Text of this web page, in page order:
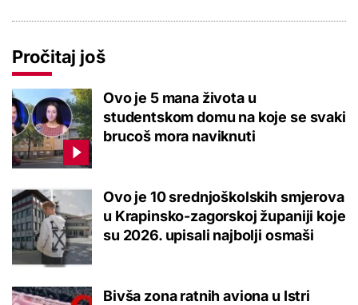
Pročitaj još
Ovo je 5 mana života u
studentskom domu na koje se svaki
brucoš mora naviknuti
Ovo je 10 srednjoškolskih smjerova
u Krapinsko-zagorskoj županiji koje
su 2026. upisali najbolji osmaši
Bivša zona ratnih aviona u Istri